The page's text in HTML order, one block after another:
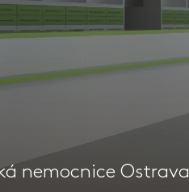
nemocnice Ostrava